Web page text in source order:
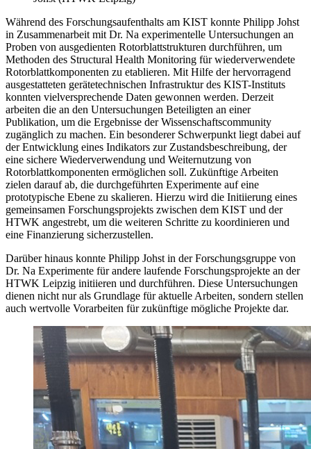
Während des Forschungsaufenthalts am KIST konnte Philipp Johst
in Zusammenarbeit mit Dr. Na experimentelle Untersuchungen an
Proben von ausgedienten Rotorblattstrukturen durchführen, um
Methoden des Structural Health Monitoring für wiederverwendete
Rotorblattkomponenten zu etablieren. Mit Hilfe der hervorragend
ausgestatteten gerätetechnischen Infrastruktur des KIST-Instituts
konnten vielversprechende Daten gewonnen werden. Derzeit
arbeiten die an den Untersuchungen Beteiligten an einer
Publikation, um die Ergebnisse der Wissenschaftscommunity
zugänglich zu machen. Ein besonderer Schwerpunkt liegt dabei auf
der Entwicklung eines Indikators zur Zustandsbeschreibung, der
eine sichere Wiederverwendung und Weiternutzung von
Rotorblattkomponenten ermöglichen soll. Zukünftige Arbeiten
zielen darauf ab, die durchgeführten Experimente auf eine
prototypische Ebene zu skalieren. Hierzu wird die Initiierung eines
gemeinsamen Forschungsprojekts zwischen dem KIST und der
HTWK angestrebt, um die weiteren Schritte zu koordinieren und
eine Finanzierung sicherzustellen.
Darüber hinaus konnte Philipp Johst in der Forschungsgruppe von
Dr. Na Experimente für andere laufende Forschungsprojekte an der
HTWK Leipzig initiieren und durchführen. Diese Untersuchungen
dienen nicht nur als Grundlage für aktuelle Arbeiten, sondern stellen
auch wertvolle Vorarbeiten für zukünftige mögliche Projekte dar.